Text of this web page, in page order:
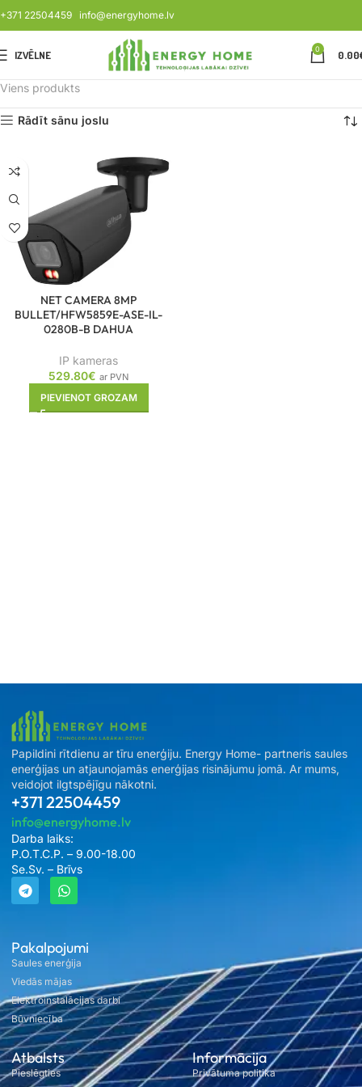
+371 22504459 info@energyhome.lv
IZVĒLNE 0 0.00
Viens produkts
Rādīt sānu joslu
NET CAMERA 8MP
BULLET/HFW5859E-ASE-IL-
0280B-B DAHUA
IP kameras
529.80€ ar PVN
PIEVIENOT GROZAM
Pakalpojumi
Saules enerģija
Viedās mājas
Elektroinstalācijas darbi
Būvniecība
Atbalsts
Pieslēgties
Informācija
Privātuma politika
Papildini rītdienu ar tīru enerģiju. Energy Home- partneris saules
enerģijas un atjaunojamās enerģijas risinājumu jomā. Ar mums,
veidojot ilgtspējīgu nākotni.
+371 22504459
info@energyhome.lv
Darba laiks:
P.O.T.C.P. – 9.00-18.00
Se.Sv. – Brīvs